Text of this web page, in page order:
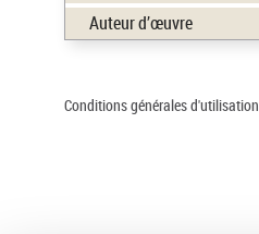
Auteur d’œuvre
Conditions générales d'utilisation